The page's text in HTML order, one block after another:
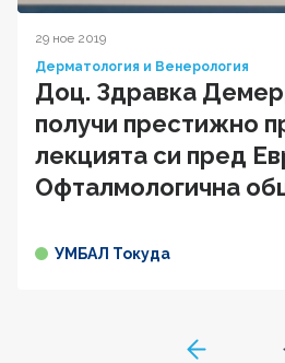
29 ное 2019
Дерматология и Венерология
Доц. Здравка
получи престижно
лекцията си пред
Офталмологична
УМБАЛ Токуда